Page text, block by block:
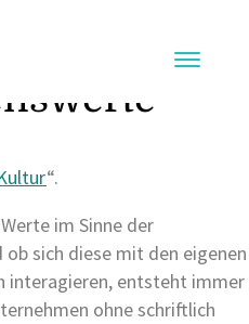
“.
im Sinne der
sich diese mit den eigenen
interagieren, entsteht immer
ohne schriftlich